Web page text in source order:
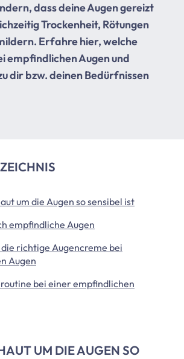
dass deine Augen gereizt
Trockenheit, Rötungen
Erfahre hier, welche
empfindlichen Augen und
dir bzw. deinen Bedürfnissen
um die Augen so sensibel ist
empfindliche Augen
die richtige Augencreme bei
Augen
bei einer empfindlichen
UM DIE AUGEN SO